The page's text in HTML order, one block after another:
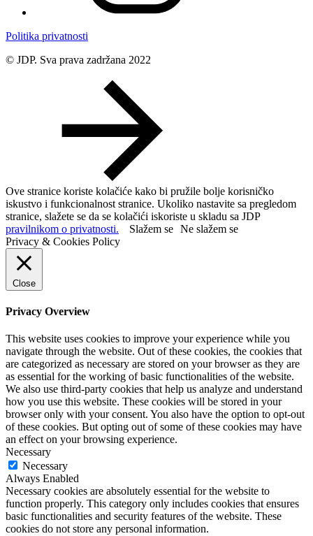
Politika privatnosti
© JDP. Sva prava zadržana 2022
Ove stranice koriste kolačiće kako bi pružile bolje korisničko
iskustvo i funkcionalnost stranice. Ukoliko nastavite sa pregledom
stranice, slažete se da se kolačići iskoriste u skladu sa JDP
pravilnikom o privatnosti.
Slažem se Ne slažem se
Privacy & Cookies Policy
Close
Privacy Overview
This website uses cookies to improve your experience while you
navigate through the website. Out of these cookies, the cookies that
are categorized as necessary are stored on your browser as they are
as essential for the working of basic functionalities of the website.
We also use third-party cookies that help us analyze and understand
how you use this website. These cookies will be stored in your
browser only with your consent. You also have the option to opt-out
of these cookies. But opting out of some of these cookies may have
an effect on your browsing experience.
Necessary
Necessary
Always Enabled
Necessary cookies are absolutely essential for the website to
function properly. This category only includes cookies that ensures
basic functionalities and security features of the website. These
cookies do not store any personal information.